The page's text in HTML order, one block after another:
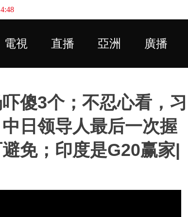
電視 直播 亞洲 廣播
傻3个；不忍心看，习
日领导人最后一次握
免；印度是G20赢家|